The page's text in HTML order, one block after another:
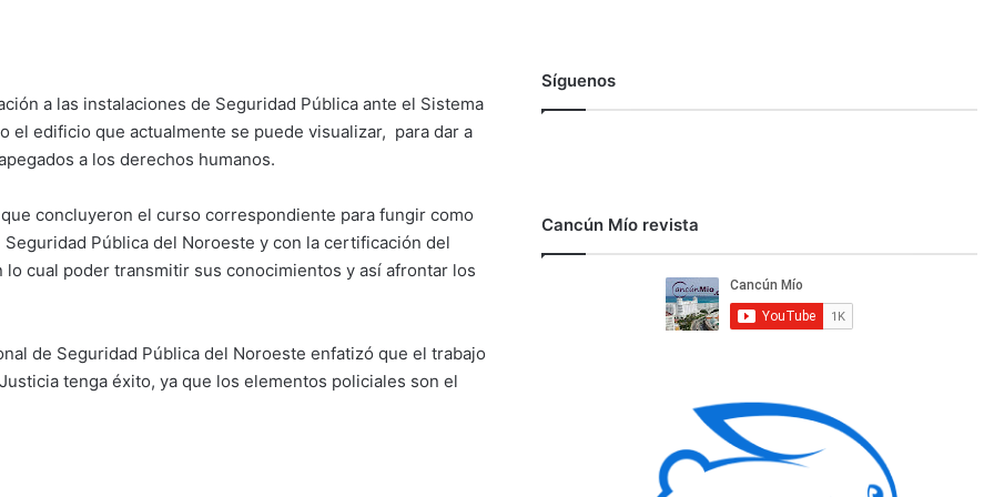
a las instalaciones de Seguridad Pública ante el Sistema
el edificio que actualmente se puede visualizar, para dar a
a los derechos humanos.
concluyeron el curso correspondiente para fungir como
Pública del Noroeste y con la certificación del
cual poder transmitir sus conocimientos y así afrontar los
de Seguridad Pública del Noroeste enfatizó que el trabajo
tenga éxito, ya que los elementos policiales son el
Síguenos
Cancún Mío revista